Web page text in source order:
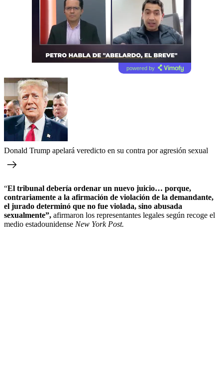
powered by
Donald Trump apelará veredicto en su contra por agresión sexual
“El tribunal debería ordenar un nuevo juicio… porque,
contrariamente a la afirmación de violación de la demandante,
el jurado determinó que no fue violada, sino abusada
sexualmente”, afirmaron los representantes legales según recoge el
medio estadounidense New York Post.